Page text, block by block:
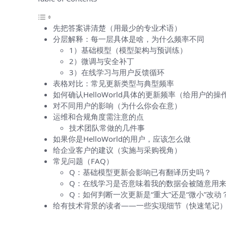
先把答案讲清楚（用最少的专业术语）
分层解释：每一层具体是啥，为什么频率不同
1）基础模型（模型架构与预训练）
2）微调与安全补丁
3）在线学习与用户反馈循环
表格对比：常见更新类型与典型频率
如何确认HelloWorld具体的更新频率（给用户的操
对不同用户的影响（为什么你会在意）
运维和合规角度需注意的点
技术团队常做的几件事
如果你是HelloWorld的用户，应该怎么做
给企业客户的建议（实施与采购视角）
常见问题（FAQ）
Q：基础模型更新会影响已有翻译历史吗？
Q：在线学习是否意味着我的数据会被随意用
Q：如何判断一次更新是“重大”还是“微小”改动
给有技术背景的读者——一些实现细节（快速笔记）